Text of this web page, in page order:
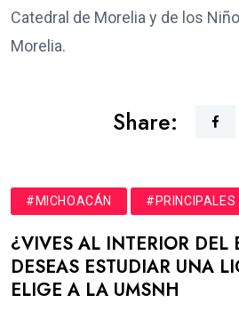
Catedral de Morelia y de los
Morelia.
Share:
#MICHOACÁN #PRINCIPALES
¿VIVES AL INTERIOR DEL
DESEAS ESTUDIAR UNA
ELIGE A LA UMSNH